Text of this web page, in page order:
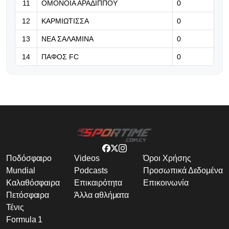
11 ΟΜΟΝΟΙΑ ΑΡΑΔΙΠΠΟΥ 0
12 ΚΑΡΜΙΩΤΙΣΣΑ 0
13 ΝΕΑ ΣΑΛΑΜΙΝΑ 0
14 ΠΑΦΟΣ FC 0
Ποδόσφαιρο
Mundial
Καλαθόσφαιρα
Πετόσφαιρα
Τένις
Formula 1
Videos
Podcasts
Επικαιρότητα
Άλλα αθλήματα
Όροι Χρήσης
Προσωπικά Δεδομένα
Επικοινωνία